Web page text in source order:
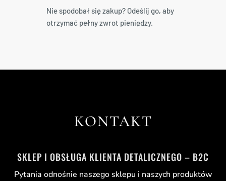
Nie spodobał się zakup? Odeślij go, aby
otrzymać pełny zwrot pieniędzy.
KONTAKT
SKLEP I OBSŁUGA KLIENTA DETALICZNEGO – B2C
Pytania odnośnie naszego sklepu i naszych produktów